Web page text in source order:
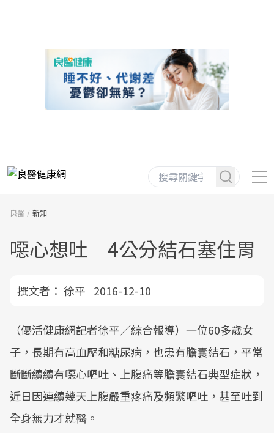
良醫 新知
噁心想吐 4公分結石塞住胃
撰文者： 徐平 2016-12-10
（優活健康網記者徐平／綜合報導）一位60多歲女
子，長期有高血壓和糖尿病，也患有膽囊結石，平常
斷斷續續有噁心嘔吐、上腹痛等膽囊結石典型症狀，
近日因連續幾天上腹嚴重疼痛及頻繁嘔吐，甚至吐到
全身無力才就醫。